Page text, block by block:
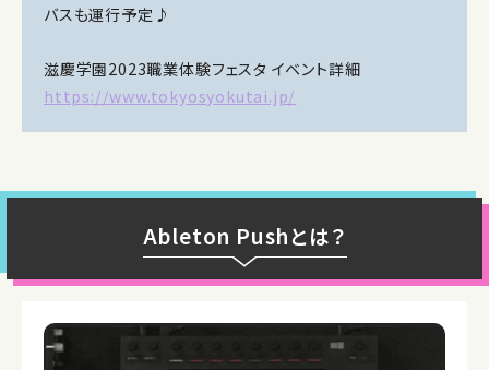
バスも運行予定♪
滋慶学園2023職業体験フェスタ イベント詳細
https://www.tokyosyokutai.jp/
Ableton Pushとは？